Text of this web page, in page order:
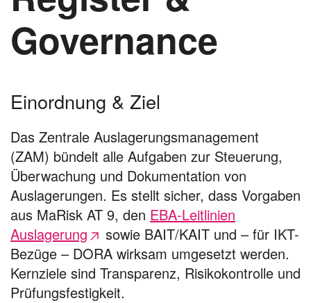
Governance
Einordnung & Ziel
Das Zentrale Auslagerungsmanagement
(ZAM) bündelt alle Aufgaben zur Steuerung,
Überwachung und Dokumentation von
Auslagerungen. Es stellt sicher, dass Vorgaben
aus MaRisk AT 9, den EBA-Leitlinien
Auslagerung
sowie BAIT/KAIT und – für IKT-
Bezüge – DORA wirksam umgesetzt werden.
Kernziele sind Transparenz, Risikokontrolle und
Prüfungsfestigkeit.